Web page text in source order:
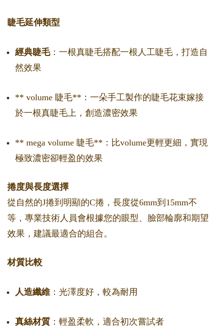
睫毛延伸類型
經典睫毛：一根真睫毛搭配一根人工睫毛，打造自
然效果
** volume 睫毛**：一朵手工製作的睫毛花束嫁接
於一根真睫毛上，創造濃密效果
** mega volume 睫毛**：比volume更輕更細，實現
極致濃密卻輕盈的效果
捲度與長度選擇
從自然的J捲到明顯的C捲，長度從6mm到15mm不
等，專業技術人員會根據您的眼型、臉部輪廓和期望
效果，建議最適合的組合。
材質比較
人造纖維 ：光澤度好，較為耐用
真絲材質 ：輕盈柔軟，適合初次嘗試者